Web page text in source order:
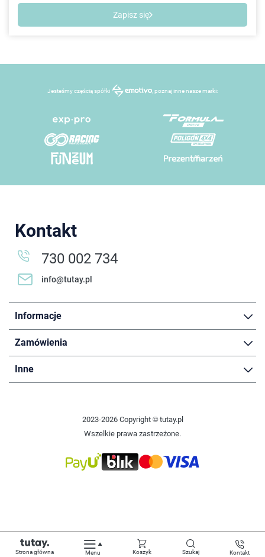
Strona główna Menu Koszyk Szukaj Kontakt
Zapisz się
Jesteśmy częścią spółki , poznaj inne nasze marki:
Kontakt
730 002 734
info@tutay.pl
Informacje
Zamówienia
Inne
2023-2026 Copyright © tutay.pl
Wszelkie prawa zastrzeżone.